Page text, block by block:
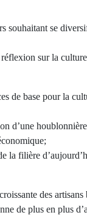
souhaitant se
réflexion sur la
de base pour la
d’une
la filière
des
de plus en plus